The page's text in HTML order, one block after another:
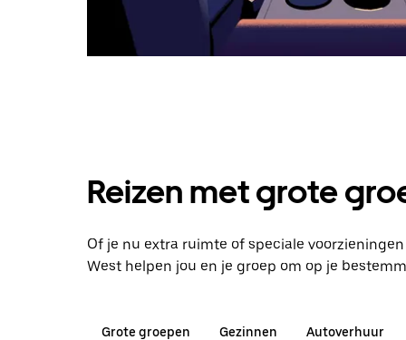
Reizen met grote
Of je nu extra ruimte of speciale
West helpen jou en je groep om op je
Grote groepen Gezinnen Autoverhuur